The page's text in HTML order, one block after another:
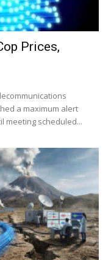
Prices,
a maximum alert
meeting scheduled...